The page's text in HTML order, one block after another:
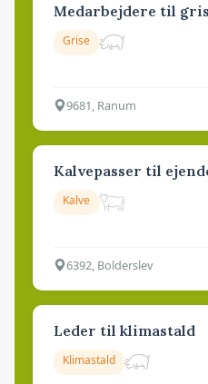
Medarbejdere til
Grise
9681, Ranum
Kalvepasser til
Kalve
6392, Bolderslev
Leder til klimastald
Klimastald